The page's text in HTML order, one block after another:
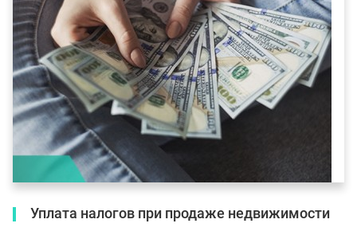
Уплата налогов при продаже недвижимости